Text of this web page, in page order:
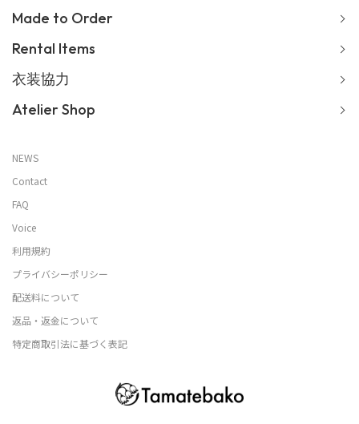
Made to Order
Rental Items
衣装協力
Atelier Shop
NEWS
Contact
FAQ
Voice
利用規約
プライバシーポリシー
配送料について
返品・返金について
特定商取引法に基づく表記